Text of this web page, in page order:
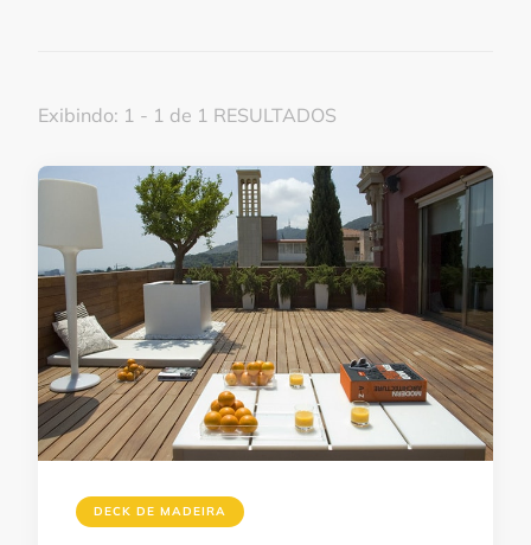
Exibindo: 1 - 1 de 1 RESULTADOS
DECK DE MADEIRA